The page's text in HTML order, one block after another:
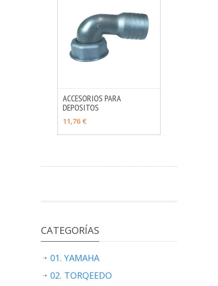
VER OPCIONES
ACCESORIOS PARA
DEPOSITOS
11,76 €
CATEGORÍAS
01. YAMAHA
02. TORQEEDO